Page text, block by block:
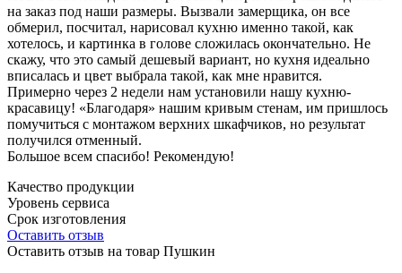
на заказ под наши размеры. Вызвали замерщика, он все
обмерил, посчитал, нарисовал кухню именно такой, как
хотелось, и картинка в голове сложилась окончательно. Не
скажу, что это самый дешевый вариант, но кухня идеально
вписалась и цвет выбрала такой, как мне нравится.
Примерно через 2 недели нам установили нашу кухню-
красавицу! «Благодаря» нашим кривым стенам, им пришлось
помучиться с монтажом верхних шкафчиков, но результат
получился отменный.
Большое всем спасибо! Рекомендую!
Качество продукции
Уровень сервиса
Срок изготовления
Оставить отзыв
Оставить отзыв на товар Пушкин